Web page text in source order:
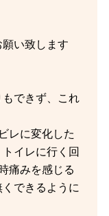
願い致します
できず、これ
レに変化した
イレに行く回
痛みを感じる
できるように